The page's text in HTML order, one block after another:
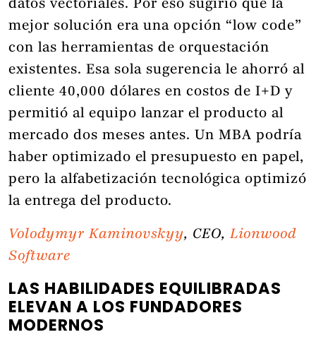
datos vectoriales. Por eso sugirió que la
mejor solución era una opción “low code”
con las herramientas de orquestación
existentes. Esa sola sugerencia le ahorró al
cliente 40,000 dólares en costos de I+D y
permitió al equipo lanzar el producto al
mercado dos meses antes. Un MBA podría
haber optimizado el presupuesto en papel,
pero la alfabetización tecnológica optimizó
la entrega del producto.
Volodymyr Kaminovskyy, CEO,Lionwood
Software
LAS HABILIDADES EQUILIBRADAS
ELEVAN A LOS FUNDADORES
MODERNOS